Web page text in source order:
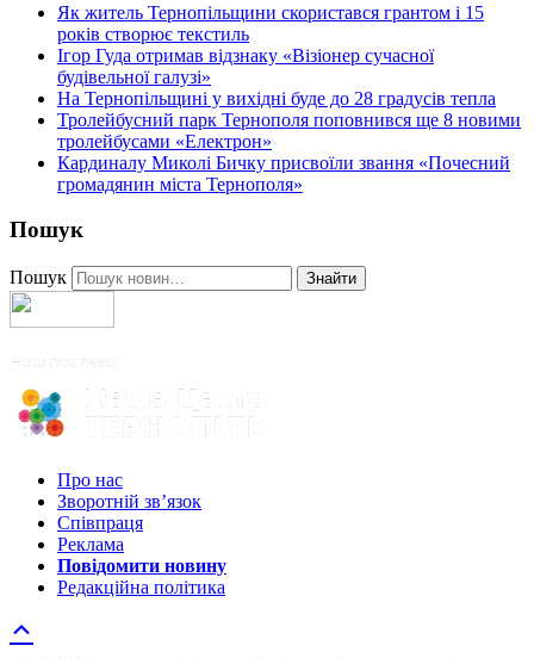
Як житель Тернопільщини скористався грантом і 15
років створює текстиль
Ігор Гуда отримав відзнаку «Візіонер сучасної
будівельної галузі»
На Тернопільщині у вихідні буде до 28 градусів тепла
Тролейбусний парк Тернополя поповнився ще 8 новими
тролейбусами «Електрон»
Кардиналу Миколі Бичку присвоїли звання «Почесний
громадянин міста Тернополя»
Пошук
Пошук Знайти
Про нас
Зворотній зв’язок
Співпраця
Реклама
Повідомити новину
Редакційна політика